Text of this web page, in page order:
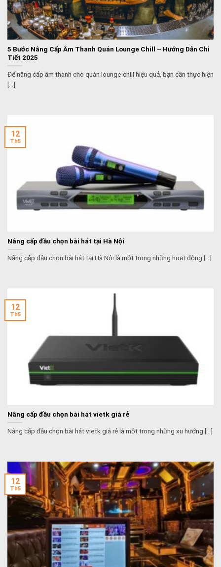
5 Bước Nâng Cấp Âm Thanh Quán Lounge Chill – Hướng Dẫn Chi
Tiết 2025
Để nâng cấp âm thanh cho quán lounge chill hiệu quả, bạn cần thực hiện
[...]
Nâng cấp đầu chọn bài hát tại Hà Nội
Nâng cấp đầu chọn bài hát tại Hà Nội là một trong những hoạt động [...]
12
Th5
Nâng cấp đầu chọn bài hát vietk giá rẻ
Nâng cấp đầu chọn bài hát vietk giá rẻ là một trong những xu hướng [...]
12
Th5
12
Th5